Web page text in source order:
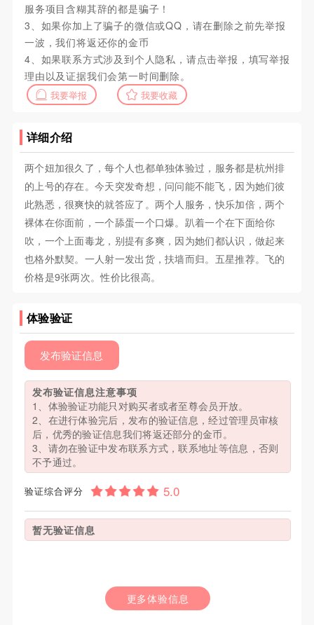
服务项目含糊其辞的都是骗子！
3、如果你加上了骗子的微信或QQ，请在删除之前先举报
一波，我们将返还你的金币
4、如果联系方式涉及到个人隐私，请点击举报，填写举报
理由以及证据我们会第一时间删除。
我要举报 我要收藏
详细介绍
两个妞加很久了，每个人也都单独体验过，服务都是杭州排
的上号的存在。今天突发奇想，问问能不能飞，因为她们彼
此熟悉，很爽快的就答应了。两个人服务，快乐加倍，两个
裸体在你面前，一个舔蛋一个口爆。趴着一个在下面给你
吹，一个上面毒龙，别提有多爽，因为她们都认识，做起来
也格外默契。一人射一发出货，扶墙而归。五星推荐。飞的
价格是9张两次。性价比很高。
体验验证
发布验证信息
发布验证信息注意事项
1、体验验证功能只对购买者或者至尊会员开放。
2、在进行体验完后，发布的验证信息，经过管理员审核
后，优秀的验证信息我们将返还部分的金币。
3、请勿在验证中发布联系方式，联系地址等信息，否则
不予通过。
验证综合评分
暂无验证信息
更多体验信息